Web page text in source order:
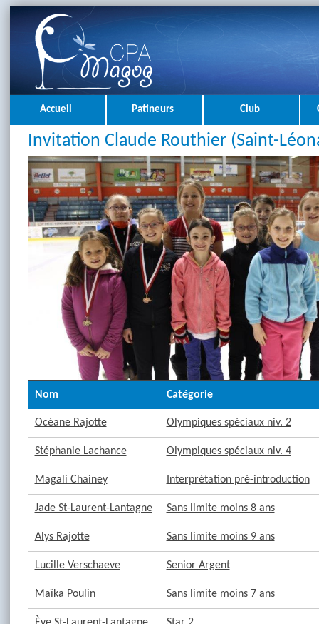
Accueil Patineurs Club
Invitation Claude Routhier (Saint-
Nom Catégorie
Océane Rajotte Olympiques spéciaux niv. 2
Stéphanie Lachance Olympiques spéciaux niv. 4
Magali Chainey Interprétation pré-introduction
Jade St-Laurent-Lantagne Sans limite moins 8 ans
Alys Rajotte Sans limite moins 9 ans
Lucille Verschaeve Senior Argent
Maïka Poulin Sans limite moins 7 ans